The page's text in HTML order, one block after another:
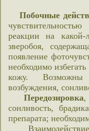
Побочные
реакции на какой-
зверобоя,
появление
необходимо
кожу. Возможны
возбуждения,
Передозировка,
сонливость,
препарата;
Взаимодействие